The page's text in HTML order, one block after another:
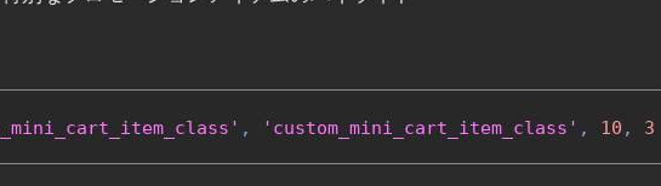
, 'custom_mini_cart_item_class' , 10 , 3